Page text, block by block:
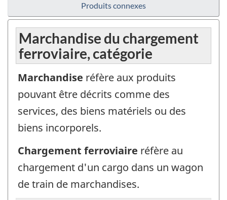
Produits connexes
Marchandise du chargement
ferroviaire, catégorie
Marchandise réfère aux produits
pouvant être décrits comme des
services, des biens matériels ou des
biens incorporels.
Chargement ferroviaire réfère au
chargement d'un cargo dans un wagon
de train de marchandises.